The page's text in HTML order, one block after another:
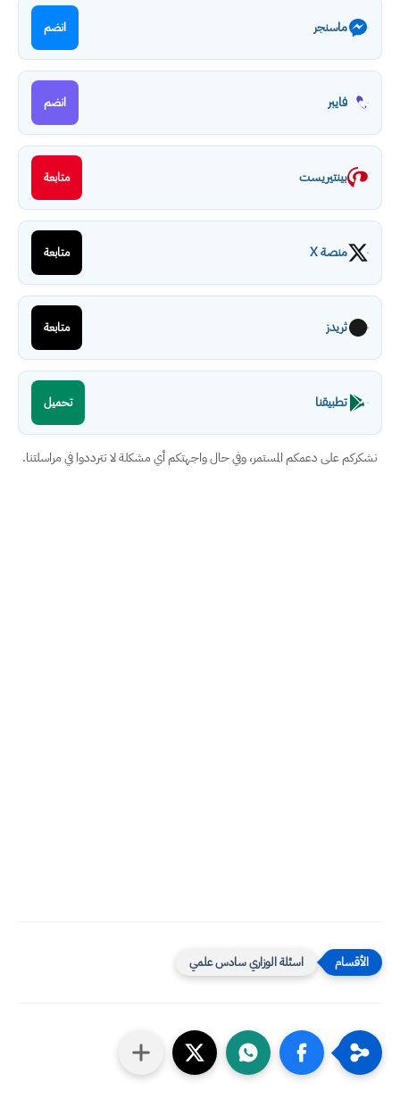
ماسنجر انضم
فايبر انضم
بينتيريست متابعة
منصة X متابعة
ثريدز متابعة
تطبيقنا تحميل
نشكركم على دعمكم المستمر، وفي حال واجهتكم أي مشكلة لا تترددوا في مراسلتنا.
اسئلة الوزاري سادس علمي